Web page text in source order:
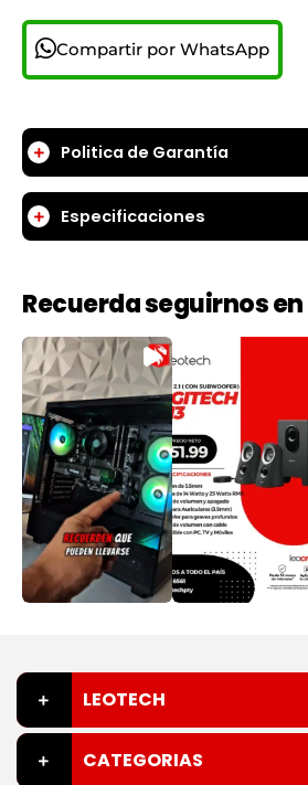
Compartir por WhatsApp
Politica de Garantía
Especificaciones
Recuerda seguirnos en
LEOTECH
CATEGORIAS